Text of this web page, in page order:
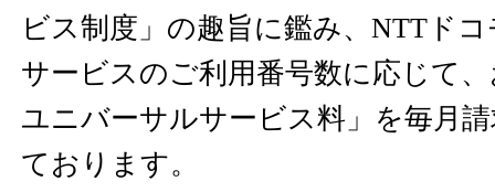
ビス制度」の趣旨に鑑み、NTTド
サービスのご利用番号数に応じて
ユニバーサルサービス料」を毎月
ております。